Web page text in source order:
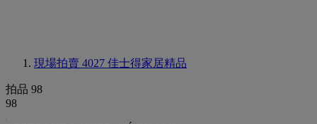
現場拍賣 4027 佳士得家居精品
拍品 98
98